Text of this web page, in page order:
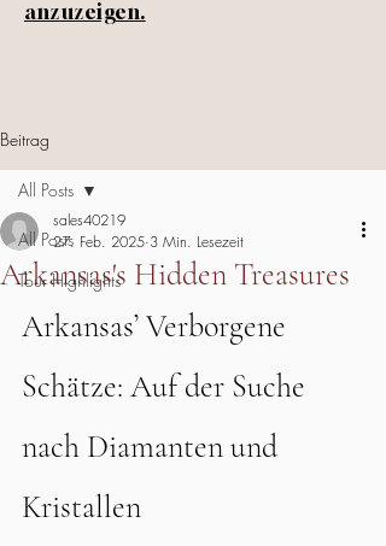
anzuzeigen.
Beitrag
All Posts
Tour Highlights
All Posts
Arkansas's Hidden Treasures
sales40219
27. Feb. 2025 3 Min. Lesezeit
Arkansas’ Verborgene
Schätze: Auf der Suche
nach Diamanten und
Kristallen